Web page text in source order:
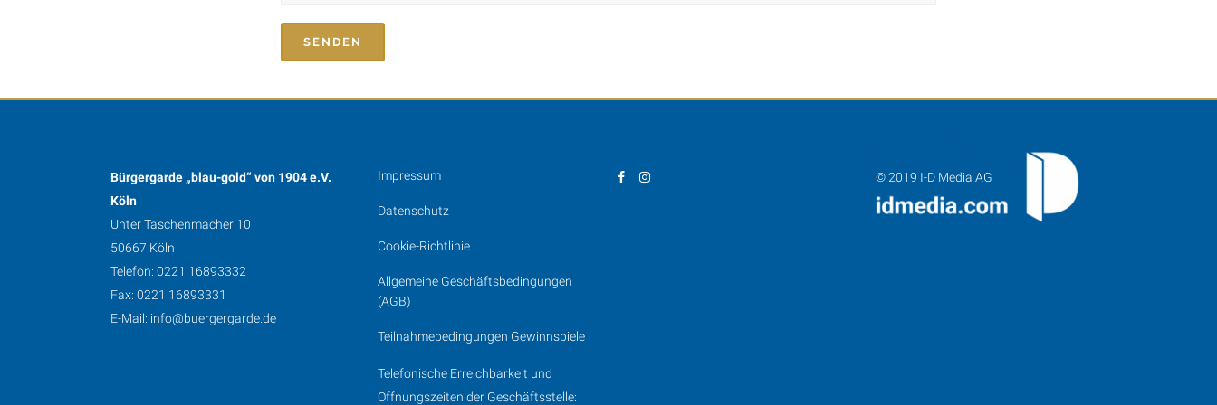
Bürgergarde „blau-gold“ von 1904 e.V.
Köln
Unter Taschenmacher 10
50667 Köln
Telefon: 0221 16893332
Fax: 0221 16893331
E-Mail: info@buergergarde.de
Impressum
Datenschutz
Cookie-Richtlinie
Allgemeine Geschäftsbedingungen
(AGB)
Teilnahmebedingungen Gewinnspiele
Telefonische Erreichbarkeit und
Öffnungszeiten der Geschäftsstelle:
© 2019 I-D Media AG